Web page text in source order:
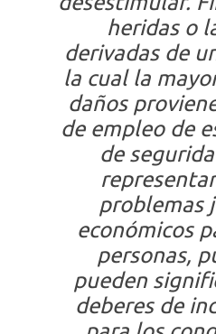
heridas o
derivadas de
la cual la
daños
de empleo de
de
problemas
económicos
personas,
pueden
deberes de